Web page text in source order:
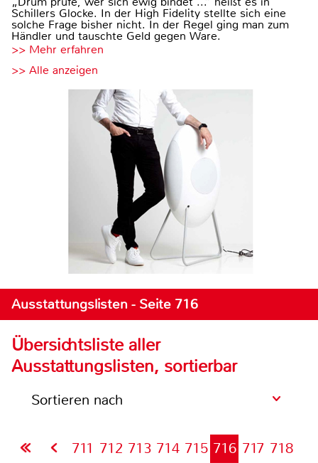
Schillers Glocke. In der High Fidelity stellte sich eine
solche Frage bisher nicht. In der Regel ging man zum
Händler und tauschte Geld gegen Ware.
>> Mehr erfahren
>> Alle anzeigen
Ausstattungslisten - Seite 716
Übersichtsliste aller
Ausstattungslisten, sortierbar
Sortieren nach
711 712 713 714 715 716 717 718